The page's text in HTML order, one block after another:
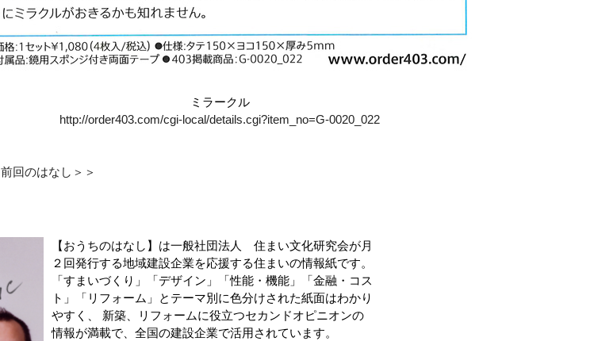
ミラークル
http://order403.com/cgi-local/details.cgi?item_no=G-0020_022
前回のはなし＞＞
【おうちのはなし】は一般社団法人 住まい文化研究会が月
２回発行する地域建設企業を応援する住まいの情報紙です。
「すまいづくり」「デザイン」「性能・機能」「金融・コス
ト」「リフォーム」とテーマ別に色分けされた紙面はわかり
やすく、 新築、リフォームに役立つセカンドオピニオンの
情報が満載で、全国の建設企業で活用されています。